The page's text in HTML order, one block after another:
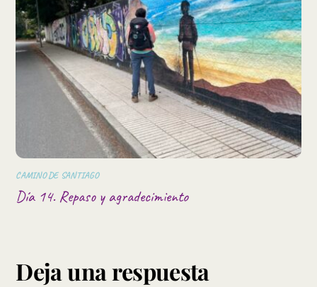
CAMINO DE SANTIAGO
Día 14. Repaso y agradecimiento
Deja una respuesta